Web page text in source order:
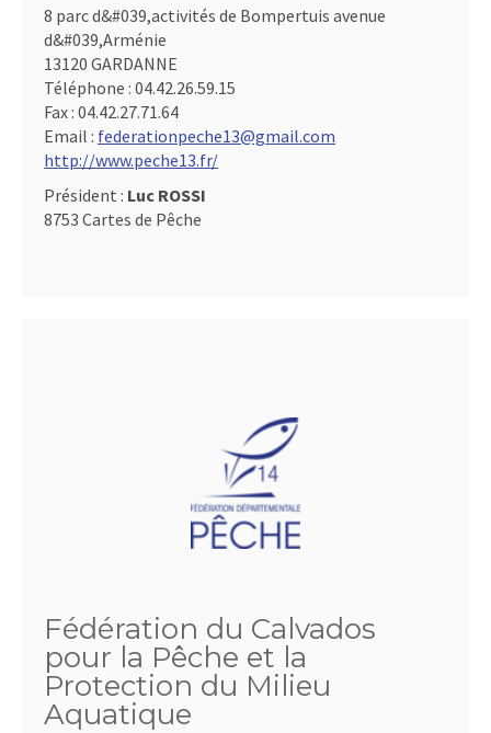
8 parc d&#039,activités de Bompertuis avenue
d&#039,Arménie
13120 GARDANNE
Téléphone : 04.42.26.59.15
Fax : 04.42.27.71.64
Email : federationpeche13@gmail.com
http://www.peche13.fr/
Président : Luc ROSSI
8753 Cartes de Pêche
Fédération du Calvados
pour la Pêche et la
Protection du Milieu
Aquatique